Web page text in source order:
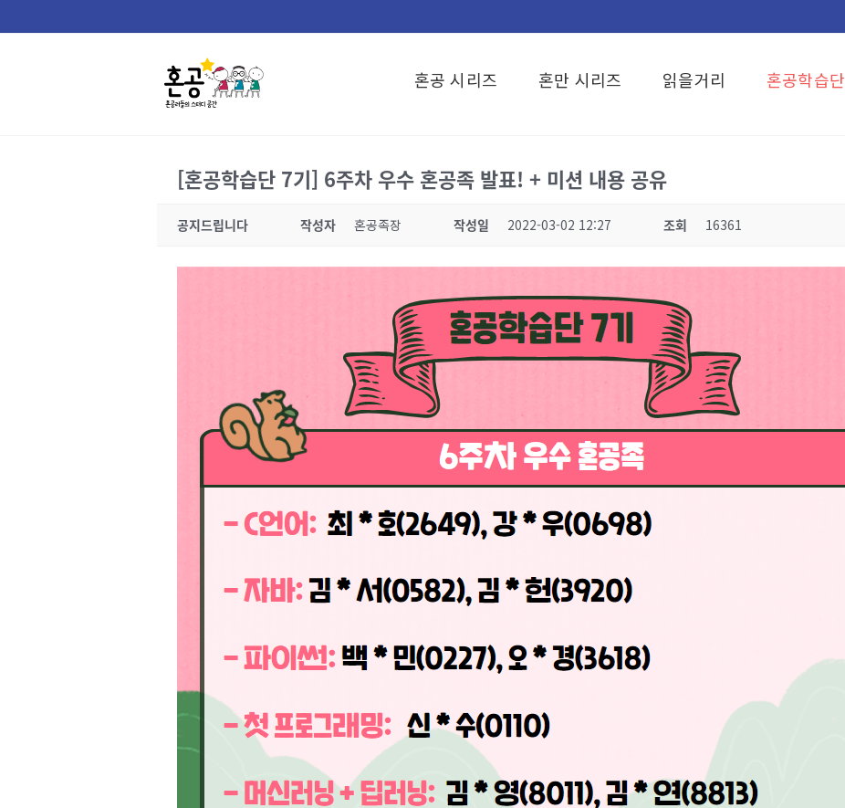
to
혼공 시리즈 혼만 시리즈 읽을거리 혼공학습단
[혼공학습단 7기] 6주차 우수 혼공족 발표! + 미션 내용 공유
공지드립니다 작성자 혼공족장 작성일 2022-03-02 12:27 조회 16361